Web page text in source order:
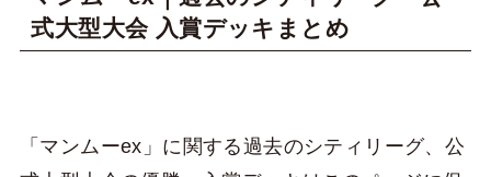
式大型大会 入賞デッキまとめ
「マンムーex」に関する過去のシティリーグ、公